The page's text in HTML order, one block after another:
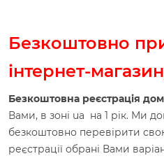
Безкоштовно
інтернет-
Безкоштовна реєстрація
Вами, в зоні ua на 1 рік. Ми
безкоштовно перевірити
реєстрації обрані Вами